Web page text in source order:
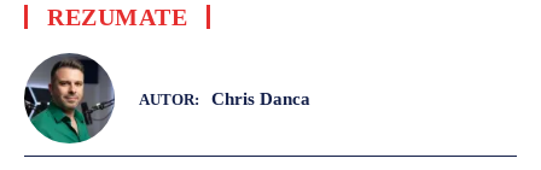
REZUMATE
AUTOR: Chris Danca